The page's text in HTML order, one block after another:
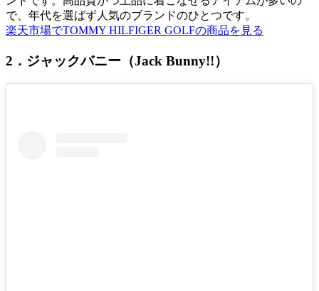
で、年代を選ばず人気のブランドのひとつです。
楽天市場でTOMMY HILFIGER GOLFの商品を見る
2．ジャックバニー（Jack Bunny!!）